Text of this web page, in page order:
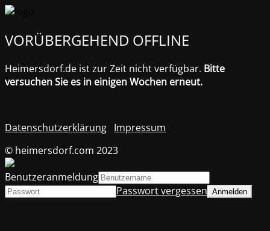
VORÜBERGEHEND OFFLINE
Heimersdorf.de ist zur Zeit nicht verfügbar. Bitte
versuchen Sie es in einigen Wochen erneut.
Datenschutzerklärung Impressum
© heimersdorf.com 2023
Benutzeranmeldung
Passwort vergessen